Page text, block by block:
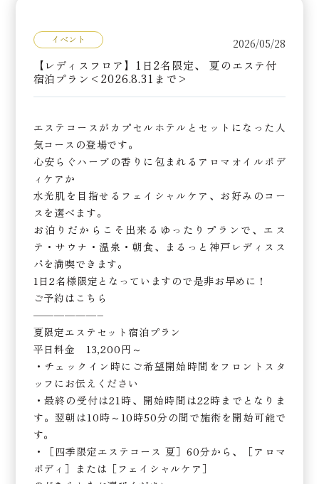
イベント 2026/05/28
【レディスフロア】1日2名限定、 夏のエステ付
宿泊プラン<2026.8.31まで>
エステコースがカプセルホテルとセットになった人
気コースの登場です。
心安らぐハーブの香りに包まれるアロマオイルボデ
ィケアか
水光肌を目指せるフェイシャルケア、お好みのコー
スを選べます。
お泊りだからこそ出来るゆったりプランで、エス
テ・サウナ・温泉・朝食、まるっと神戸レディスス
パを満喫できます。
1日2名様限定となっていますので是非お早めに！
ご予約はこちら
——————–
夏限定エステセット宿泊プラン
平日料金 13,200円～
・チェックイン時にご希望開始時間をフロントスタ
ッフにお伝えください
・最終の受付は21時、開始時間は22時までとなりま
す。翌朝は10時～10時50分の間で施術を開始可能で
す。
・［四季限定エステコース 夏］60分から、［アロマ
ボディ］または［フェイシャルケア］